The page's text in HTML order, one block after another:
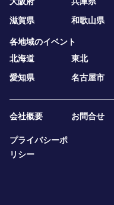
滋賀県
和歌山県
各地域のイベント
北海道
東北
愛知県
名古屋市
会社概要 お問合せ
プライバシーポ
リシー